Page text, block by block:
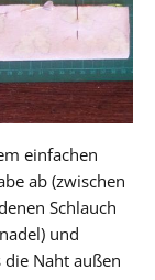
einfachen
ab (zwischen
Schlauch
und
Naht außen